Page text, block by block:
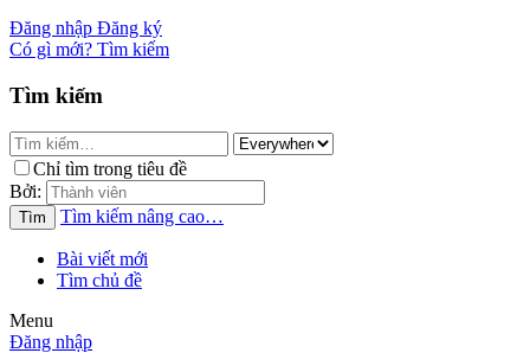
Đăng nhập Đăng ký
Có gì mới? Tìm kiếm
Tìm kiếm
Chỉ tìm trong tiêu đề
Bởi:
Tìm Tìm kiếm nâng cao…
Bài viết mới
Tìm chủ đề
Menu
Đăng nhập